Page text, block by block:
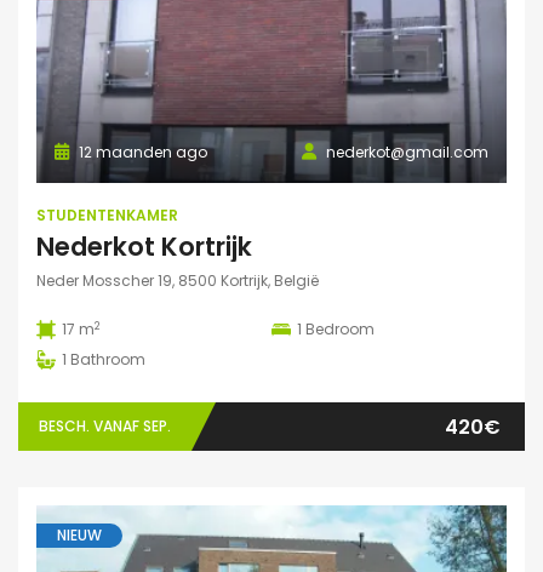
nederkot@gmail.com
12 maanden ago
STUDENTENKAMER
Nederkot Kortrijk
Neder Mosscher 19, 8500 Kortrijk, België
17 m2 1 Bedroom
1 Bathroom
BESCH. VANAF SEP. 420€
NIEUW